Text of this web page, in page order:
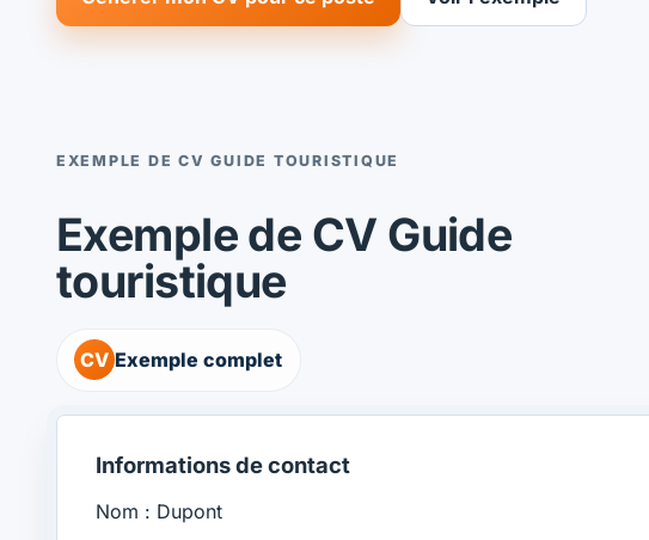
EXEMPLE DE CV GUIDE TOURISTIQUE
Exemple de CV Guide
touristique
CV Exemple complet
Informations de contact
Nom : Dupont